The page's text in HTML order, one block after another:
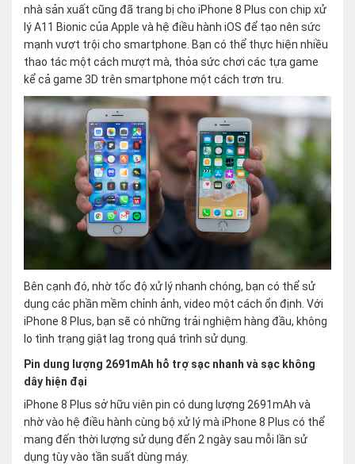
nhà sản xuất cũng đã trang bị cho iPhone 8 Plus con chip xử
lý A11 Bionic của Apple và hệ điều hành iOS để tạo nên sức
mạnh vượt trội cho smartphone. Bạn có thể thực hiện nhiều
thao tác một cách mượt mà, thỏa sức chơi các tựa game
kể cả game 3D trên smartphone một cách trơn tru.
Bên cạnh đó, nhờ tốc độ xử lý nhanh chóng, bạn có thể sử
dụng các phần mềm chỉnh ảnh, video một cách ổn định. Với
iPhone 8 Plus, bạn sẽ có những trải nghiệm hàng đầu, không
lo tình trạng giật lag trong quá trình sử dụng.
Pin dung lượng 2691mAh hỗ trợ sạc nhanh và sạc không
dây hiện đại
iPhone 8 Plus sở hữu viên pin có dung lượng 2691mAh và
nhờ vào hệ điều hành cùng bộ xử lý mà iPhone 8 Plus có thể
mang đến thời lượng sử dụng đến 2 ngày sau mỗi lần sử
dụng tùy vào tần suất dùng máy.